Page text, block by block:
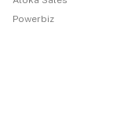
Powerbiz